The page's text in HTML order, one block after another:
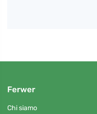
Ferwer
Chi siamo